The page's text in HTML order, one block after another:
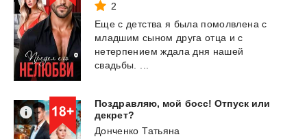
2
Еще с детства я была помолвлена с
младшим сыном друга отца и с
нетерпением ждала дня нашей
свадьбы. ...
Поздравляю, мой босс! Отпуск или
декрет?
Донченко Татьяна